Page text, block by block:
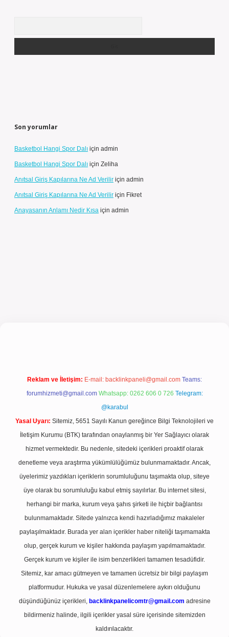
Son yorumlar
Basketbol Hangi Spor Dalı için admin
Basketbol Hangi Spor Dalı için Zeliha
Anıtsal Giriş Kapılarına Ne Ad Verilir için admin
Anıtsal Giriş Kapılarına Ne Ad Verilir için Fikret
Anayasanın Anlamı Nedir Kısa için admin
Reklam ve İletişim: E-mail: backlinkpaneli@gmail.com Teams:
forumhizmeti@gmail.com Whatsapp: 0262 606 0 726 Telegram:
@karabul
Yasal Uyarı: Sitemiz, 5651 Sayılı Kanun gereğince Bilgi Teknolojileri ve
İletişim Kurumu (BTK) tarafından onaylanmış bir Yer Sağlayıcı olarak
hizmet vermektedir. Bu nedenle, sitedeki içerikleri proaktif olarak
denetleme veya araştırma yükümlülüğümüz bulunmamaktadır. Ancak,
üyelerimiz yazdıkları içeriklerin sorumluluğunu taşımakta olup, siteye
üye olarak bu sorumluluğu kabul etmiş sayılırlar. Bu internet sitesi,
herhangi bir marka, kurum veya şahıs şirketi ile hiçbir bağlantısı
bulunmamaktadır. Sitede yalnızca kendi hazırladığımız makaleler
paylaşılmaktadır. Burada yer alan içerikler haber niteliği taşımamakta
olup, gerçek kurum ve kişiler hakkında paylaşım yapılmamaktadır.
Gerçek kurum ve kişiler ile isim benzerlikleri tamamen tesadüfidir.
Sitemiz, kar amacı gütmeyen ve tamamen ücretsiz bir bilgi paylaşım
platformudur. Hukuka ve yasal düzenlemelere aykırı olduğunu
düşündüğünüz içerikleri, backlinkpanelicomtr@gmail.com adresine
bildirmeniz halinde, ilgili içerikler yasal süre içerisinde sitemizden
kaldırılacaktır.